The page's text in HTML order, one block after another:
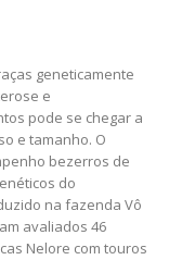
geneticamente
e
pode se chegar a
e tamanho. O
bezerros de
do
na fazenda Vô
avaliados 46
Nelore com touros